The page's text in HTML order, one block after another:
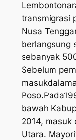
transmigrasi
Nusa
berlangsung
sebanyak
Sebelum
bawah
2014, masuk
Utara.